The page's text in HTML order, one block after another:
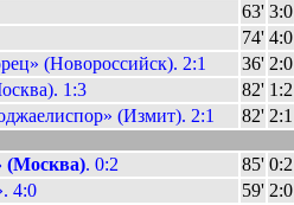
63' 3:0
74' 4:0
(Новороссийск). 2:1 36' 2:0
1:3 82' 1:2
(Измит). 2:1 82' 2:1
(Москва). 0:2 85' 0:2
4:0 59' 2:0